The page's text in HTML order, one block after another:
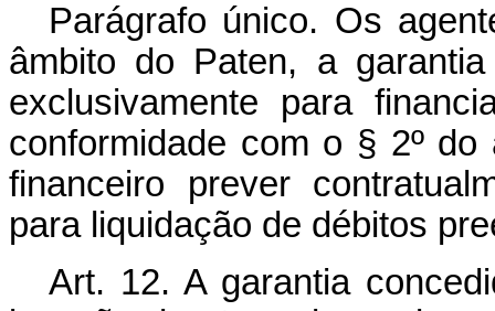
Parágrafo único. Os
âmbito do Paten, a
exclusivamente para
conformidade com o § 2º
financeiro prever
para liquidação de débitos
Art. 12. A garantia